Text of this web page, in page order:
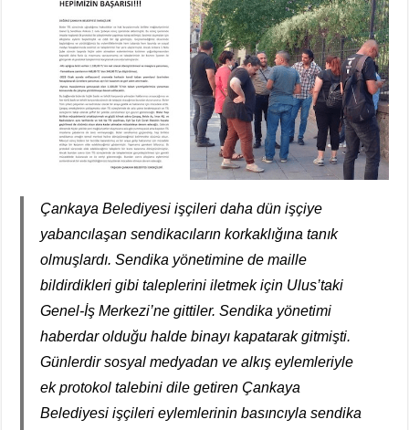
Çankaya Belediyesi işçileri daha dün işçiye
yabancılaşan sendikacıların korkaklığına tanık
olmuşlardı. Sendika yönetimine de maille
bildirdikleri gibi taleplerini iletmek için Ulus’taki
Genel-İş Merkezi’ne gittiler. Sendika yönetimi
haberdar olduğu halde binayı kapatarak gitmişti.
Günlerdir sosyal medyadan ve alkış eylemleriyle
ek protokol talebini dile getiren Çankaya
Belediyesi işçileri eylemlerinin basıncıyla sendika